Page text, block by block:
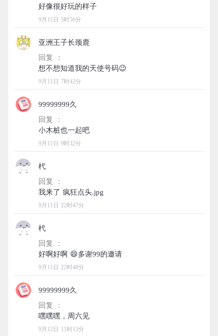
9月11日 5时56分
亚洲王子长颈鹿
回复 ：
9月11日 7时42分
99999999久
回复 ：
9月11日 9时32分
杙
回复 ：
9月11日 22时47分
杙
回复 ：
9月11日 22时48分
99999999久
回复 ：
9月12日 11时13分